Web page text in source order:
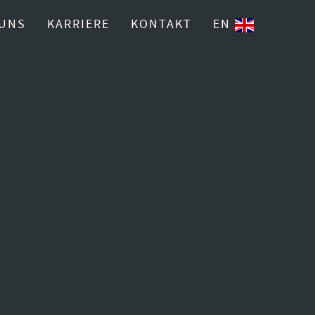
KARRIERE KONTAKT EN